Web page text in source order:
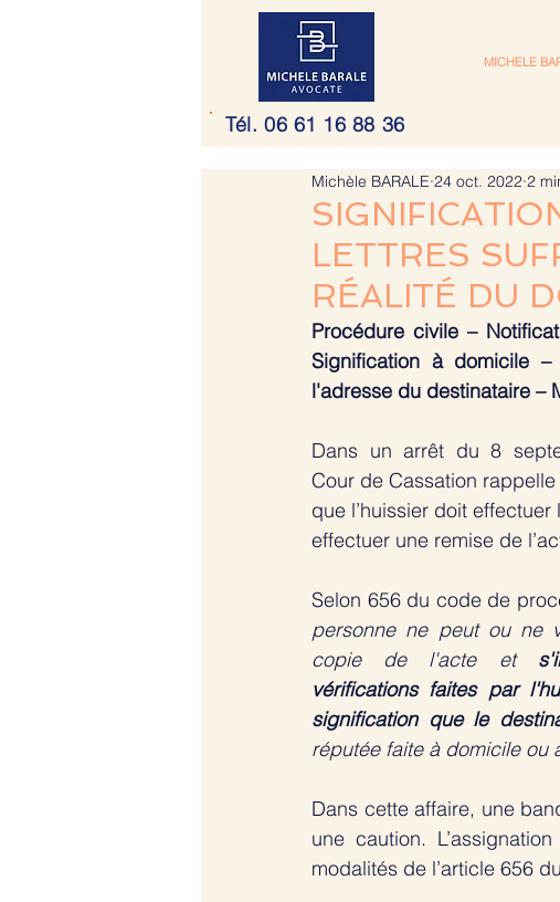
MICHELE
Tél. 06 61 16 88 36
LETTRES
RÉALITÉ DU
Michèle BARALE 24 oct. 2022 2
Procédure civile –
Signification à domicile
l'adresse du destinataire –
Dans un arrêt du 8
Cour de Cassation rappelle
que l’huissier doit effectuer
effectuer une remise de
Selon 656 du code de
personne ne peut ou ne
copie de l'acte et
vérifications faites par
signification que le
réputée faite à domicile ou
Dans cette affaire, une
une caution.
modalités de l’article 656